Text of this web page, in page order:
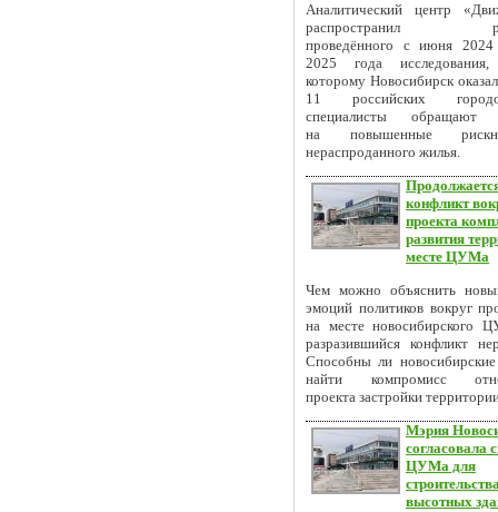
Аналитический центр
распространил
проведённого с июня
2025 года исследования,
которому Новосибирск
11 российских
специалисты обращают
на повышенные
нераспроданного жилья.
конфликт
проекта
развития
месте ЦУМа
Чем можно объяснить
эмоций политиков вокруг
на месте новосибирского
разразившийся конфликт
Способны ли
найти компромисс
проекта застройки
Мэрия
согласовала
ЦУМа для
высотных